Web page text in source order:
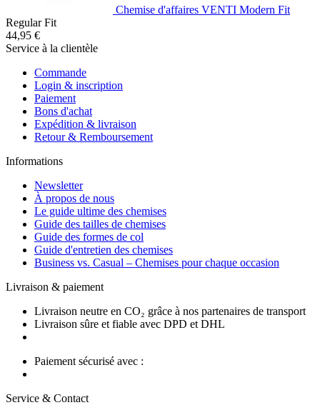
Chemise d'affaires VENTI Modern Fit
Regular Fit
44,95 €
Service à la clientèle
Commande
Login & inscription
Paiement
Bons d'achat
Expédition & livraison
Retour & Remboursement
Informations
Newsletter
À propos de nous
Le guide ultime des chemises
Guide des tailles de chemises
Guide des formes de col
Guide d'entretien des chemises
Business vs. Casual – Chemises pour chaque occasion
Livraison & paiement
Livraison neutre en CO₂ grâce à nos partenaires de transport
Livraison sûre et fiable avec DPD et DHL
Paiement sécurisé avec :
Service & Contact